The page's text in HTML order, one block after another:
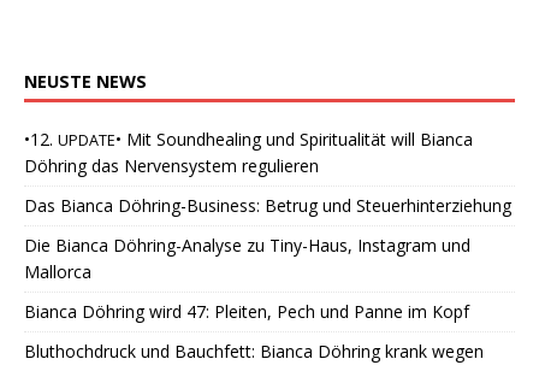
NEUSTE NEWS
•12. UPDATE• Mit Soundhealing und Spiritualität will Bianca
Döhring das Nervensystem regulieren
Das Bianca Döhring-Business: Betrug und Steuerhinterziehung
Die Bianca Döhring-Analyse zu Tiny-Haus, Instagram und
Mallorca
Bianca Döhring wird 47: Pleiten, Pech und Panne im Kopf
Bluthochdruck und Bauchfett: Bianca Döhring krank wegen